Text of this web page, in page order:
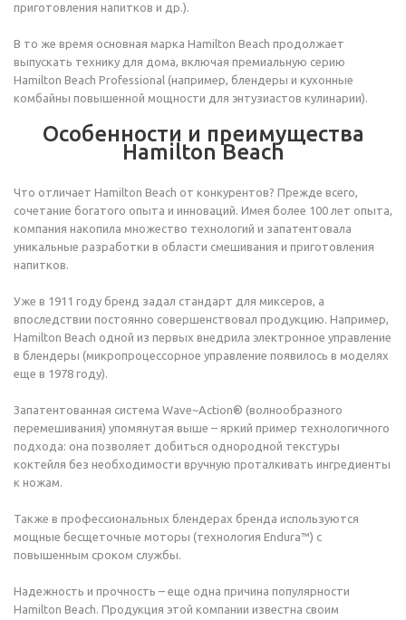
приготовления напитков и др.).
В то же время основная марка Hamilton Beach продолжает
выпускать технику для дома, включая премиальную серию
Hamilton Beach Professional (например, блендеры и кухонные
комбайны повышенной мощности для энтузиастов кулинарии).
Особенности и преимущества
Hamilton Beach
Что отличает Hamilton Beach от конкурентов? Прежде всего,
сочетание богатого опыта и инноваций. Имея более 100 лет опыта,
компания накопила множество технологий и запатентовала
уникальные разработки в области смешивания и приготовления
напитков.
Уже в 1911 году бренд задал стандарт для миксеров, а
впоследствии постоянно совершенствовал продукцию. Например,
Hamilton Beach одной из первых внедрила электронное управление
в блендеры (микропроцессорное управление появилось в моделях
еще в 1978 году).
Запатентованная система Wave~Action® (волнообразного
перемешивания) упомянутая выше – яркий пример технологичного
подхода: она позволяет добиться однородной текстуры
коктейля без необходимости вручную проталкивать ингредиенты
к ножам.
Также в профессиональных блендерах бренда используются
мощные бесщеточные моторы (технология Endura™) с
повышенным сроком службы.
Надежность и прочность – еще одна причина популярности
Hamilton Beach. Продукция этой компании известна своим